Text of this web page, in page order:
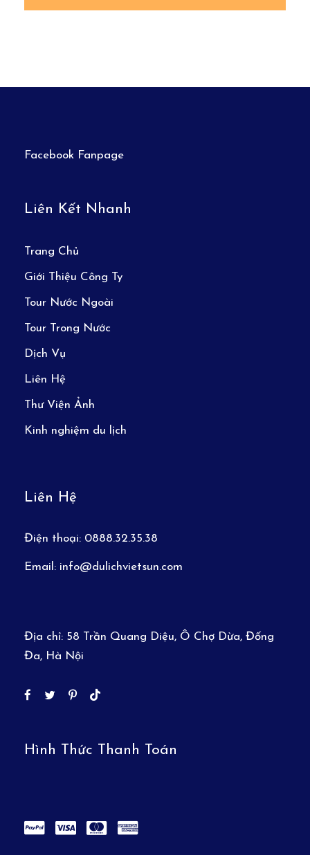
Facebook Fanpage
Liên Kết Nhanh
Trang Chủ
Giới Thiệu Công Ty
Tour Nước Ngoài
Tour Trong Nước
Dịch Vụ
Liên Hệ
Thư Viện Ảnh
Kinh nghiệm du lịch
Liên Hệ
Điện thoại: 0888.32.35.38
Email: info@dulichvietsun.com
Địa chỉ: 58 Trần Quang Diệu, Ô Chợ Dừa, Đống
Đa, Hà Nội
Hình Thức Thanh Toán